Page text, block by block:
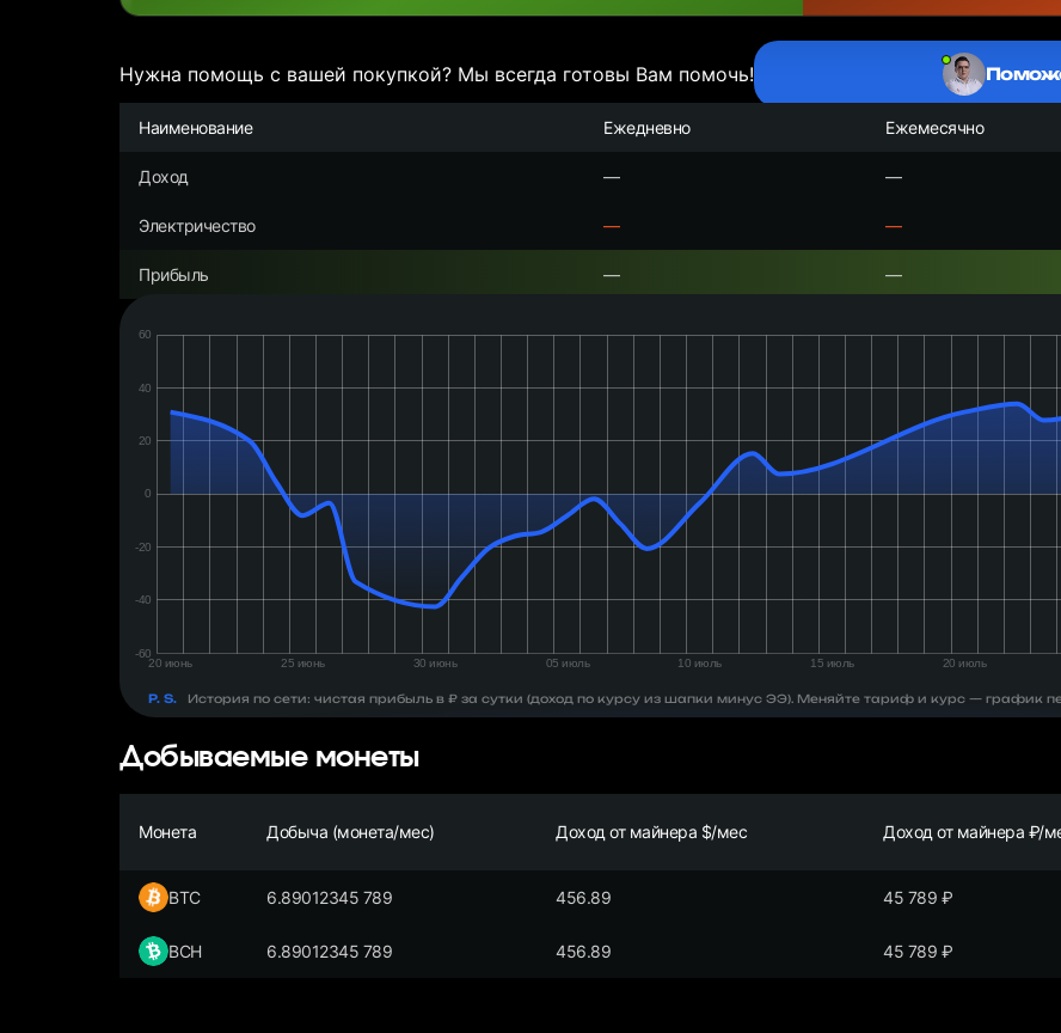
Нужна помощь с вашей покупкой? Мы всегда готовы Вам помочь!
Наименование Ежедневно Ежемесячно
Доход — —
Электричество — —
Прибыль — —
Дата:
P. S. История по сети: чистая прибыль в ₽ за сутки (доход по курсу из шапки минус ЭЭ). Меняйте тариф и курс — график
Добываемые монеты
Монета Добыча (монета/мес) Доход от майнера $/мес Доход от майнера ₽/
BTC 6.89012345 789 456.89 45 789 ₽
BCH 6.89012345 789 456.89 45 789 ₽